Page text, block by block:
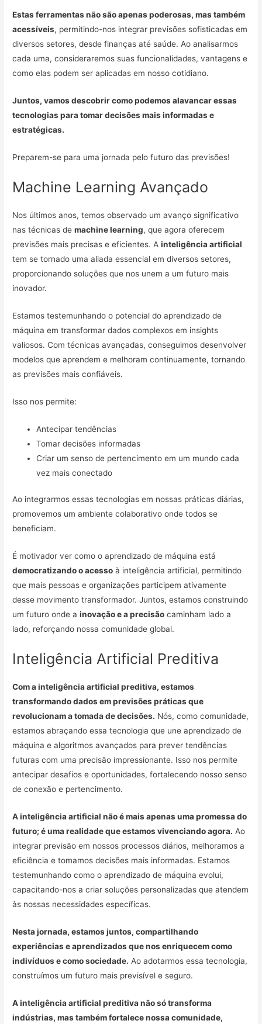
Estas ferramentas não são apenas poderosas, mas também
acessíveis, permitindo-nos integrar previsões sofisticadas em
diversos setores, desde finanças até saúde. Ao analisarmos
cada uma, consideraremos suas funcionalidades, vantagens e
como elas podem ser aplicadas em nosso cotidiano.
Juntos, vamos descobrir como podemos alavancar essas
tecnologias para tomar decisões mais informadas e
estratégicas.
Preparem-se para uma jornada pelo futuro das previsões!
Machine Learning Avançado
Nos últimos anos, temos observado um avanço significativo
nas técnicas demachine learning, que agora oferecem
previsões mais precisas e eficientes. Ainteligência artificial
tem se tornado uma aliada essencial em diversos setores,
proporcionando soluções que nos unem a um futuro mais
inovador.
Estamos testemunhando o potencial do aprendizado de
máquina em transformar dados complexos em insights
valiosos. Com técnicas avançadas, conseguimos desenvolver
modelos que aprendem e melhoram continuamente, tornando
as previsões mais confiáveis.
Isso nos permite:
Antecipar tendências
Tomar decisões informadas
Criar um senso de pertencimento em um mundo cada
vez mais conectado
Ao integrarmos essas tecnologias em nossas práticas diárias,
promovemos um ambiente colaborativo onde todos se
beneficiam.
É motivador ver como o aprendizado de máquina está
democratizando o acesso à inteligência artificial, permitindo
que mais pessoas e organizações participem ativamente
desse movimento transformador. Juntos, estamos construindo
um futuro onde ainovação e a precisão caminham lado a
lado, reforçando nossa comunidade global.
Inteligência Artificial Preditiva
Com a inteligência artificial preditiva, estamos
transformando dados em previsões práticas que
revolucionam a tomada de decisões. Nós, como comunidade,
estamos abraçando essa tecnologia que une aprendizado de
máquina e algoritmos avançados para prever tendências
futuras com uma precisão impressionante. Isso nos permite
antecipar desafios e oportunidades, fortalecendo nosso senso
de conexão e pertencimento.
A inteligência artificial não é mais apenas uma promessa do
futuro; é uma realidade que estamos vivenciando agora. Ao
integrar previsão em nossos processos diários, melhoramos a
eficiência e tomamos decisões mais informadas. Estamos
testemunhando como o aprendizado de máquina evolui,
capacitando-nos a criar soluções personalizadas que atendem
às nossas necessidades específicas.
Nesta jornada, estamos juntos, compartilhando
experiências e aprendizados que nos enriquecem como
indivíduos e como sociedade. Ao adotarmos essa tecnologia,
construímos um futuro mais previsível e seguro.
A inteligência artificial preditiva não só transforma
indústrias, mas também fortalece nossa comunidade,